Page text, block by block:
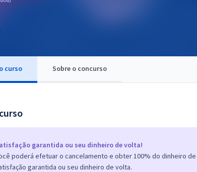
curso Sobre o concurso
garantida ou seu dinheiro de volta!
poderá efetuar o cancelamento e obter 100% do dinheiro de
garantida ou seu dinheiro de volta.